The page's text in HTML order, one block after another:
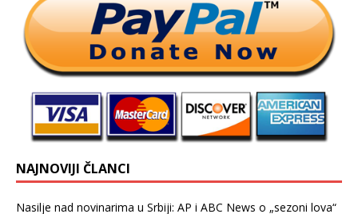
NAJNOVIJI ČLANCI
Nasilje nad novinarima u Srbiji: AP i ABC News o „sezoni lova“